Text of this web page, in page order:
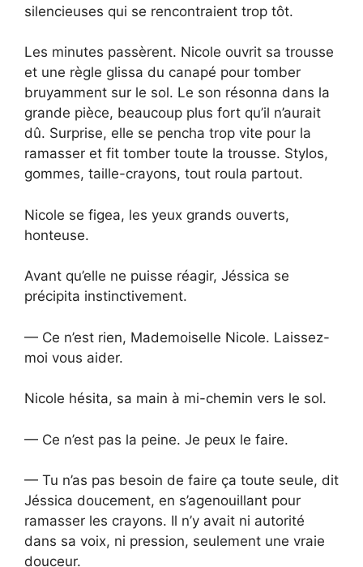
silencieuses qui se rencontraient trop tôt.
Les minutes passèrent. Nicole ouvrit sa trousse
et une règle glissa du canapé pour tomber
bruyamment sur le sol. Le son résonna dans la
grande pièce, beaucoup plus fort qu’il n’aurait
dû. Surprise, elle se pencha trop vite pour la
ramasser et fit tomber toute la trousse. Stylos,
gommes, taille-crayons, tout roula partout.
Nicole se figea, les yeux grands ouverts,
honteuse.
Avant qu’elle ne puisse réagir, Jéssica se
précipita instinctivement.
— Ce n’est rien, Mademoiselle Nicole. Laissez-
moi vous aider.
Nicole hésita, sa main à mi-chemin vers le sol.
— Ce n’est pas la peine. Je peux le faire.
— Tu n’as pas besoin de faire ça toute seule, dit
Jéssica doucement, en s’agenouillant pour
ramasser les crayons. Il n’y avait ni autorité
dans sa voix, ni pression, seulement une vraie
douceur.